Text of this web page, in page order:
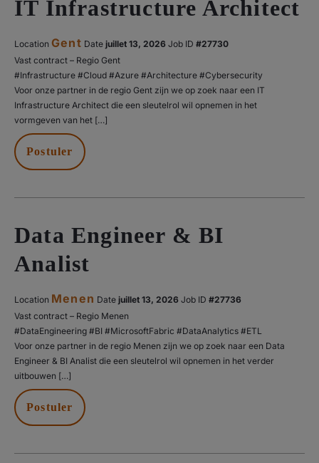
IT Infrastructure Architect
Location Gent Date juillet 13, 2026
#27730
Vast contract – Regio Gent
#Infrastructure #Cloud #Azure #Architecture #Cybersecurity
Voor onze partner in de regio Gent zijn we op zoek naar een IT
Infrastructure Architect die een sleutelrol wil opnemen in het
vormgeven van het […]
Postuler
Data Engineer & BI
Analist
Location Menen Date juillet 13, 2026
#27736
Vast contract – Regio Menen
#DataEngineering #BI #MicrosoftFabric #DataAnalytics #ETL
Voor onze partner in de regio Menen zijn we op zoek naar een Data
Engineer & BI Analist die een sleutelrol wil opnemen in het verder
uitbouwen […]
Postuler